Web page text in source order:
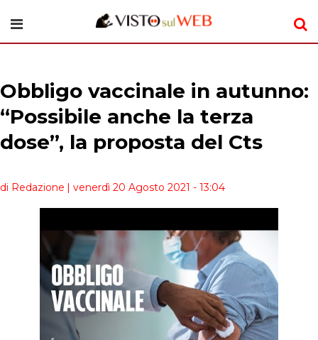
Obbligo vaccinale in autunno:
“Possibile anche la terza
dose”, la proposta del Cts
di Redazione | venerdì 20 Agosto 2021 - 13:04